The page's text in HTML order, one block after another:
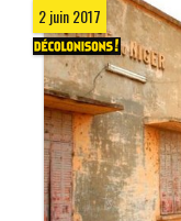
2 juin 2017